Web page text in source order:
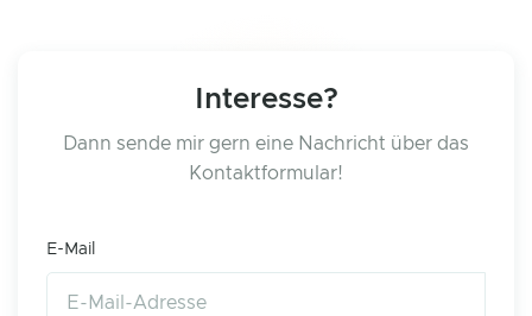
Interesse?
Dann sende mir gern eine Nachricht über das
Kontaktformular!
E-Mail